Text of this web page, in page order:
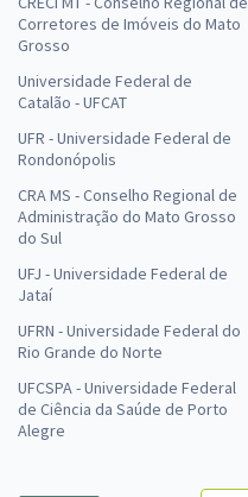
Corretores de Imóveis do Mato
Grosso
Universidade Federal de
Catalão - UFCAT
UFR - Universidade Federal de
Rondonópolis
CRA MS - Conselho Regional de
Administração do Mato Grosso
do Sul
UFJ - Universidade Federal de
Jataí
UFRN - Universidade Federal do
Rio Grande do Norte
UFCSPA - Universidade Federal
de Ciência da Saúde de Porto
Alegre